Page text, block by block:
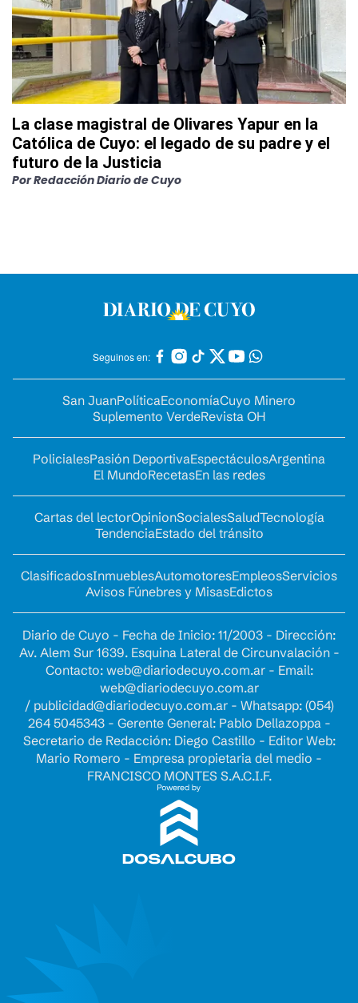
La clase magistral de Olivares Yapur en la
Católica de Cuyo: el legado de su padre y el
futuro de la Justicia
PorRedacción Diario de Cuyo
Seguinos en:
San JuanPolíticaEconomíaCuyo Minero
Suplemento VerdeRevista OH
PolicialesPasión DeportivaEspectáculosArgentina
El MundoRecetasEn las redes
Cartas del lectorOpinionSocialesSaludTecnología
TendenciaEstado del tránsito
ClasificadosInmueblesAutomotoresEmpleosServicios
Avisos Fúnebres y MisasEdictos
Diario de Cuyo - Fecha de Inicio: 11/2003 - Dirección:
Av. Alem Sur 1639. Esquina Lateral de Circunvalación -
Contacto: web@diariodecuyo.com.ar- Email:
web@diariodecuyo.com.ar
/ publicidad@diariodecuyo.com.ar- Whatsapp: (054)
264 5045343 - Gerente General: Pablo Dellazoppa -
Secretario de Redacción: Diego Castillo - Editor Web:
Mario Romero - Empresa propietaria del medio -
FRANCISCO MONTES S.A.C.I.F.